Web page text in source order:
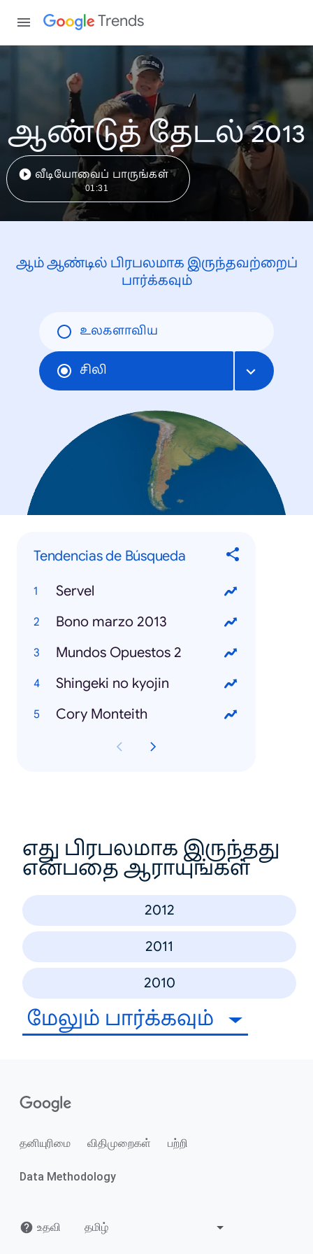
Trends
ஆண்டுத் தேடல் 2013
வீடியோவைப் பாருங்கள்
01:31
ஆம் ஆண்டில் பிரபலமாக இருந்தவற்றைப்
பார்க்கவும்
உலகளாவிய
சிலி
Tendencias de Búsqueda
Servel
Bono marzo 2013
Mundos Opuestos 2
Shingeki no kyojin
Cory Monteith
எது பிரபலமாக இருந்தது
என்பதை ஆராயுங்கள்
2012
2011
2010
மேலும் பார்க்கவும்
தனியுரிமை விதிமுறைகள் பற்றி
Data Methodology
உதவி